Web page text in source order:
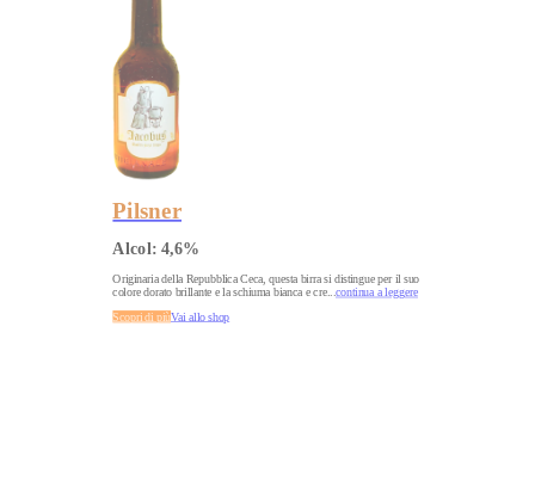
Pilsner
Alcol: 4,6%
Originaria della Repubblica Ceca, questa birra si distingue per il suo
colore dorato brillante e la schiuma bianca e cre... continua a leggere
Scopri di piùVai allo shop